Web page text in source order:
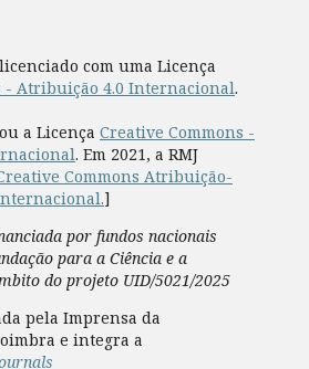
com uma Licença
- Atribuição 4.0 Internacional.
a Licença Creative Commons -
. Em 2021, a RMJ
Commons Atribuição-
]
por fundos nacionais
para a Ciência e a
do projeto UID/5021/2025
pela Imprensa da
e integra a